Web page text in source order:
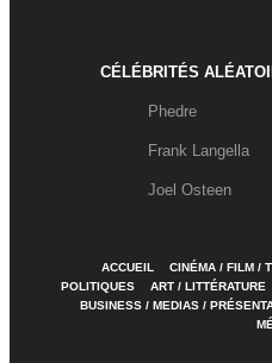
CÉLÉBRITÉS
Phedre
Frank Langella
Joel Osteen
ACCUEIL CINÉMA / FILM /
POLITIQUES
ART / LITTÉRATURE
BUSINESS / MEDIAS /